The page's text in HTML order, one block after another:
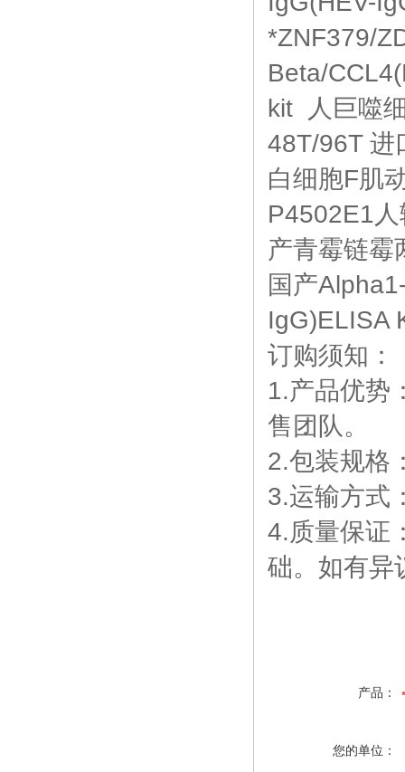
*ZNF379/
Beta/
kit 人巨噬
48T/96T 进
白细胞F肌
P4502E1
产青霉链
国产
IgG)ELISA
订购须知：
1.产品优势
售团队。
2.包装规格
3.运输方式
4.质量保证
础。如有异
产品：
您的单位：